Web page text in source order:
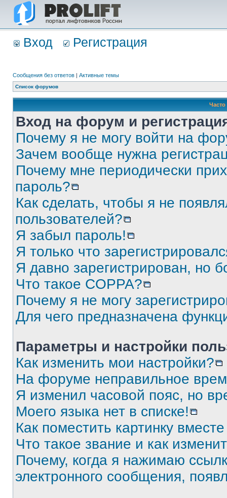
Вход Регистрация
Сообщения без ответов | Активные темы
Список форумов
Вход на форум и
Почему я не могу войти на
Зачем вообще нужна
Почему мне периодически
пароль?
Как сделать, чтобы я не
пользователей?
Я забыл пароль!
Я только что
Я давно зарегистрирован, но
Что такое COPPA?
Почему я не могу
Для чего предназначена
Параметры и настройки
Как изменить мои настройки?
На форуме неправильное
Я изменил часовой пояс, но
Моего языка нет в списке!
Как поместить картинку
Что такое звание и как
Почему, когда я нажимаю
электронного сообщения,